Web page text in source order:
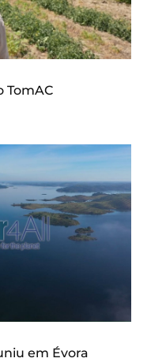
TomAC
em Évora